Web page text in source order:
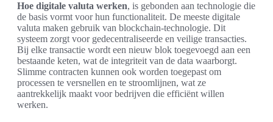
Hoe digitale valuta werken, is gebonden aan technologie die
de basis vormt voor hun functionaliteit. De meeste digitale
valuta maken gebruik van blockchain-technologie. Dit
systeem zorgt voor gedecentraliseerde en veilige transacties.
Bij elke transactie wordt een nieuw blok toegevoegd aan een
bestaande keten, wat de integriteit van de data waarborgt.
Slimme contracten kunnen ook worden toegepast om
processen te versnellen en te stroomlijnen, wat ze
aantrekkelijk maakt voor bedrijven die efficiënt willen
werken.